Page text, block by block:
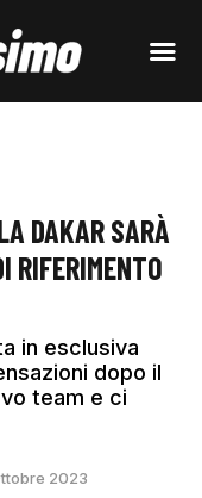
DAKAR SARÀ
RIFERIMENTO
in esclusiva
dopo il
team e ci
2023